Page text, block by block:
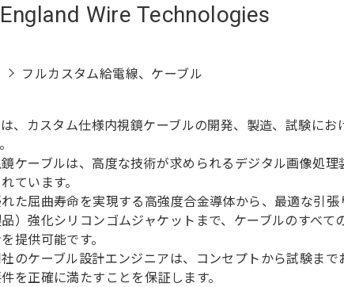
Wire Technologies
フルカスタム給電線、ケーブル
、カスタム仕様内視鏡ケーブルの開発、製造、試験に
ケーブルは、高度な技術が求められるデジタル画像処
ています。
れた屈曲寿命を実現する高強度合金導体から、最適な引
）強化シリコンゴムジャケットまで、ケーブルのすべて
提供可能です。
のケーブル設計エンジニアは、コンセプトから試験ま
を正確に満たすことを保証します。